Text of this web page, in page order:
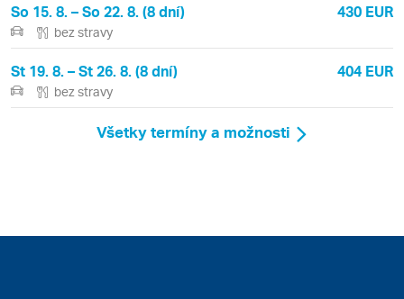
So 15. 8. – So 22. 8. (8 dní) 430 EUR
bez stravy
St 19. 8. – St 26. 8. (8 dní) 404 EUR
bez stravy
Všetky termíny a možnosti